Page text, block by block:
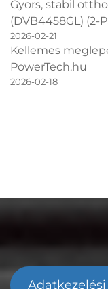
Gyors, stabil
(DVB4458GL) (2-
2026-02-21
Kellemes
PowerTech.hu
2026-02-18